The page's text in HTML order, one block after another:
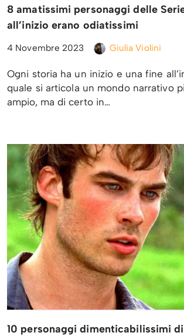
8 amatissimi personaggi delle
all’inizio erano odiatissimi
4 Novembre 2023 Giulia Violini
Ogni storia ha un inizio e una fine
quale si articola un mondo narrativo
ampio, ma di certo in…
10 personaggi dimenticabilissimi di